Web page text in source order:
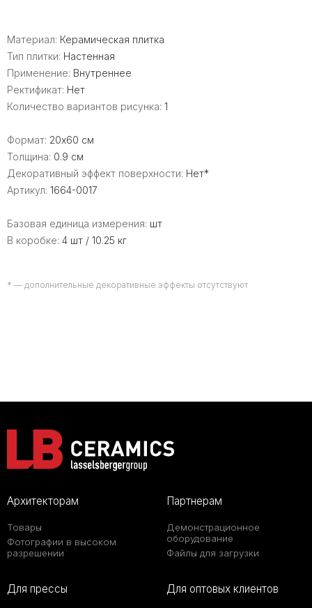
Материал: Керамическая плитка
Тип плитки: Настенная
Применение: Внутреннее
Ректификат: Нет
Количество вариантов рисунка: 1
Формат: 20x60 см
Толщина: 0.9 см
Декоративный эффект поверхности: Нет*
Артикул: 1664-0017
Базовая единица измерения: шт
В коробке: 4 шт / 10.25 кг
* — дополнительные декоративные эффекты отсутствуют
Архитекторам
Товары
Фотографии в высоком
разрешении
Партнерам
Демонстрационное
оборудование
Файлы для загрузки
Для прессы Для оптовых клиентов